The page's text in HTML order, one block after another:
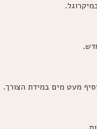
מעט מים במידת הצורך.